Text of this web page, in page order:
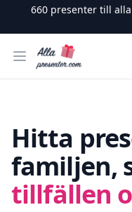
660presenter till alla
Öppna menyn
Alla Presenter
Hitta
familjen,
tillfällen